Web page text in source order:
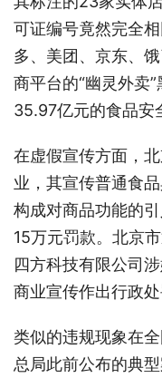
可证编号竟然完全
多、美团、京东、
商平台的“幽灵外卖
35.97亿元的食品安
在虚假宣传方面，
业，其宣传普通食
构成对商品功能的
15万元罚款。北京
四方科技有限公司
商业宣传作出行政处
类似的违规现象在
总局此前公布的典